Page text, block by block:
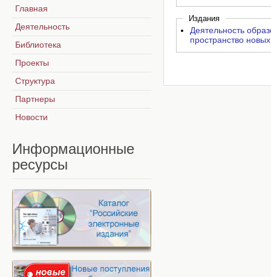
Издания
Деятельность
пространство
Главная
Деятельность
Библиотека
Проекты
Структура
Партнеры
Новости
Информационные
ресурсы